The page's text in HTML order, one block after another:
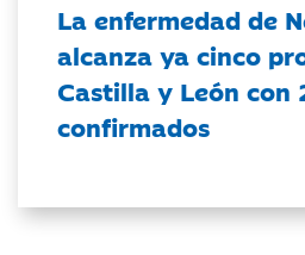
La enfermedad de
alcanza ya cinco
Castilla y León con
confirmados